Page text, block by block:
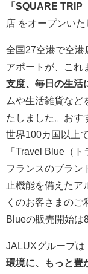
「SQUARE TRIP
店 をオープンいた
全国27空港で空
アポートが、これ
支度、毎日の生活
ムや生活雑貨など
たしました。おす
世界100カ国以上
「Travel Blue（
フランスのブラン
止機能を備えたア
くのお客さまのご
Blueの販売開始は
JALUXグループは
環境に、もっと豊